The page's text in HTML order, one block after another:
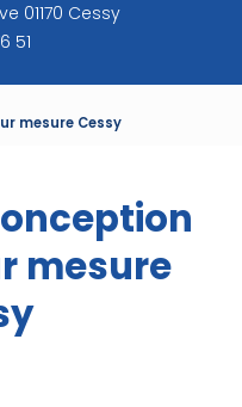
01170 Cessy
51
mesure Cessy
mesure